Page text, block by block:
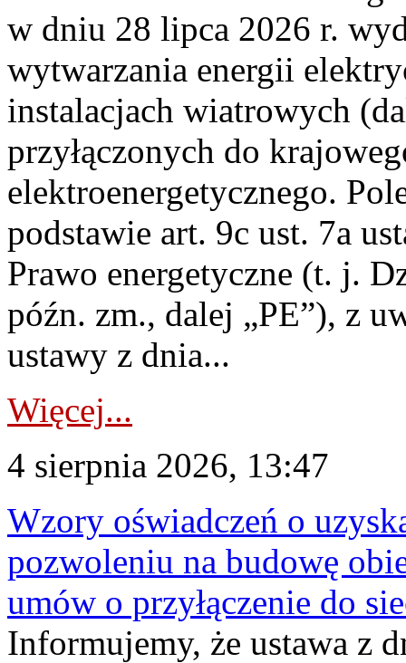
w dniu 28 lipca 2026 r.
wytwarzania energii
instalacjach wiatrowych
przyłączonych do
elektroenergetycznego.
podstawie art. 9c ust. 7a
Prawo energetyczne (t. j.
późn. zm., dalej „PE”), z
ustawy z dnia...
Więcej...
4 sierpnia 2026, 13:47
Wzory oświadczeń o
pozwoleniu na budowę
umów o przyłączenie do
Informujemy, że ustawa z